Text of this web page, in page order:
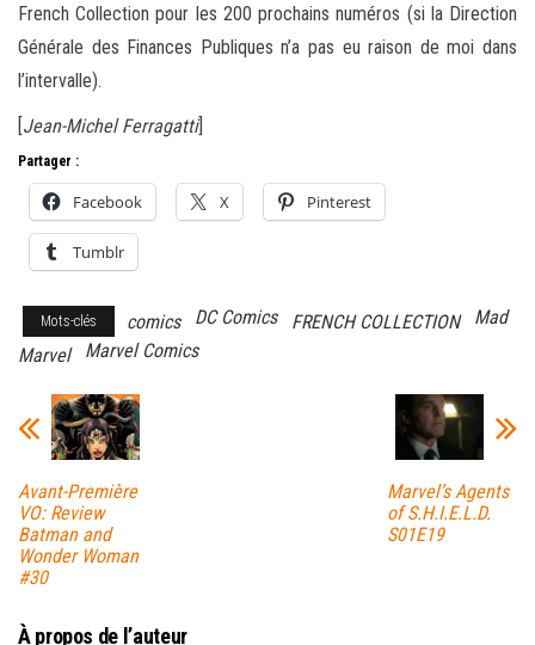
French Collection pour les 200 prochains numéros (si la Direction
Générale des Finances Publiques n’a pas eu raison de moi dans
l’intervalle).
[Jean-Michel Ferragatti]
Partager :
Facebook X Pinterest
Tumblr
Mots-clés comics DC Comics FRENCH COLLECTION
Mad
Marvel
Marvel Comics
Avant-Première
VO: Review
Batman and
Wonder Woman
#30
Marvel’s Agents
of S.H.I.E.L.D.
S01E19
À propos de l’auteur